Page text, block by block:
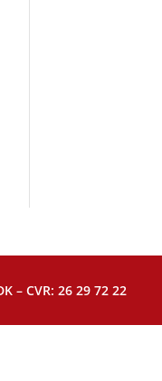
– CVR: 26 29 72 22